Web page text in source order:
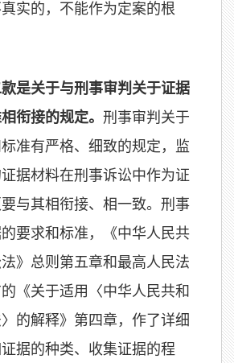
实的，不能作为定案的根
是关于与刑事审判关于证据
衔接的规定。 刑事审判关于
准有严格、细致的规定，监
据材料在刑事诉讼中作为证
与其相衔接、相一致。刑事
要求和标准，《中华人民共
》总则第五章和最高人民法
的《关于适用〈中华人民共和
的解释》第四章，作了详细
据的种类、收集证据的程